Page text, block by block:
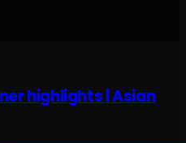
highlights | Asian